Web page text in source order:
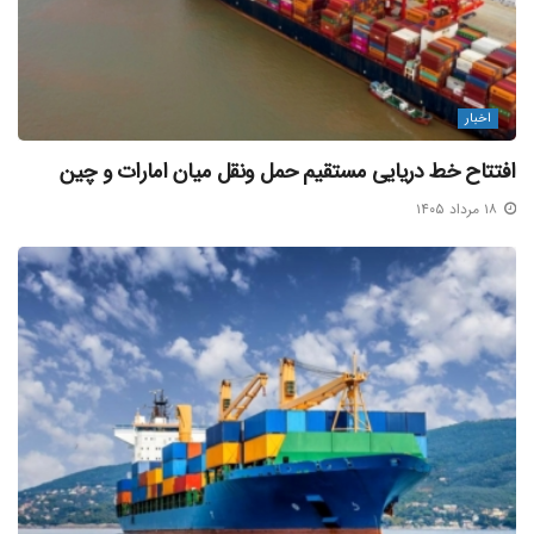
کارگران ضروری در بندر باقی می مانند.
این در حالی است که پایگاه اطلاع رسانی «کشتیرانی جهانی» نیز
تیرماه در گزارشی از ورشکستگی بندر ایلات در نتیجه عملیات
نیروهای مسلح یمن خبر داد.
این پایگاه علت ورشکستگی بندر ایلات را ممانعت ارتش یمن از
اعلام کرد.
به نوشته این پایگاه، مبادله بار و کالا در بندر ایلات به میزان ۸۵
درصد کاهش داشته که این موضوع باعث شده تا مسئولان بندر
برای تامین هزینه های نگهداری از تاسیسات، از کابینه درخواست
کمک مالی کنند.
در همین حال، روزنامه صهیونیستی «یدیعوت آحارنوت» به نقل از
مدیر اجرایی بندر ایلات پیش از این نوشت که حملات ارتش یمن
اخبار
افتتاح خط دریایی مستقیم حمل ونقل میان امارات و چین